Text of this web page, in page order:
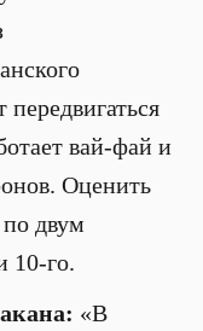
вай-фай и
Оценить
двум
10-го.
«В